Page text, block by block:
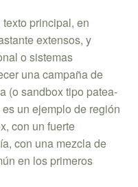
principal, en
extensos, y
o sistemas
una campaña de
(o sandbox tipo patea-
un ejemplo de región
con un fuerte
con una mezcla de
en los primeros